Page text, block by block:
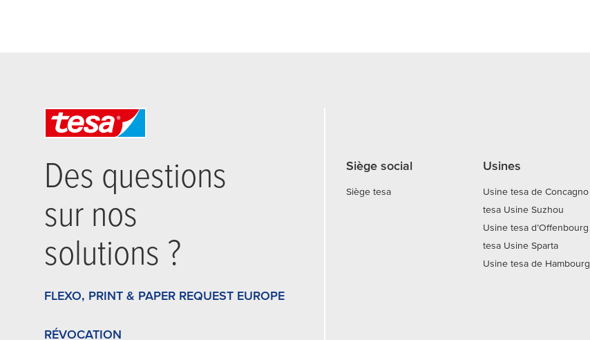
Des questions
sur nos
solutions ?
FLEXO, PRINT & PAPER REQUEST EUROPE
RÉVOCATION
Siège social
Siège tesa
Usines
Usine tesa de Concagno
tesa Usine Suzhou
Usine tesa d’Offenbourg
tesa Usine Sparta
Usine tesa de Hambourg